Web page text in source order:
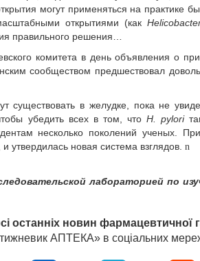
могут применяться на практике
открытиями (как
правильного решения…
комитета в день объявления о
сообществом предшествовал
в желудке, пока не
убедить всех в том, что H. pylori
несколько поколений ученых.
утвердилась новая система взглядов. n
лабораторией по
останніх новин фармацевтичної
АПТЕКА» в соціальних